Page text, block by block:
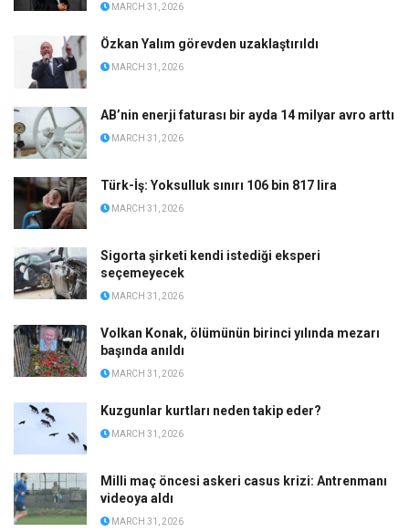
MARCH 31, 2026
Özkan Yalım görevden uzaklaştırıldı
MARCH 31, 2026
AB’nin enerji faturası bir ayda 14 milyar avro arttı
MARCH 31, 2026
Türk-İş: Yoksulluk sınırı 106 bin 817 lira
MARCH 31, 2026
Sigorta şirketi kendi istediği eksperi
seçemeyecek
MARCH 31, 2026
Volkan Konak, ölümünün birinci yılında mezarı
başında anıldı
MARCH 31, 2026
Kuzgunlar kurtları neden takip eder?
MARCH 31, 2026
Milli maç öncesi askeri casus krizi: Antrenmanı
videoya aldı
MARCH 31, 2026